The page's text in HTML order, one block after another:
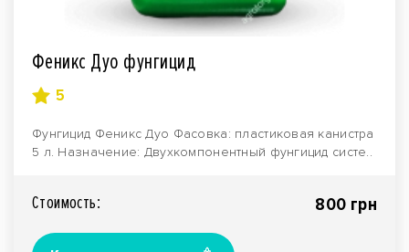
Феникс Дуо фунгицид
5
Фунгицид Феникс Дуо Фасовка: пластиковая канистра
5 л. Назначение: Двухкомпонентный фунгицид систе..
Стоимость: 800 грн